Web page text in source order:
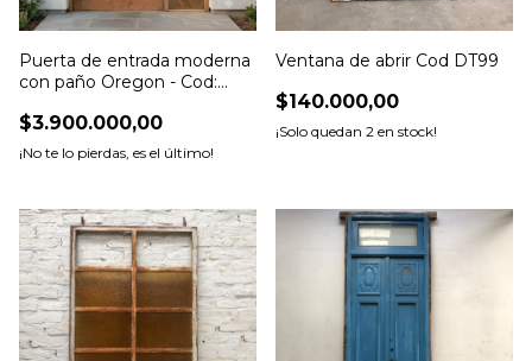
Puerta de entrada moderna
con paño Oregon - Cod:
$3.900.000,00
¡No te lo pierdas, es el último!
Ventana de abrir Cod DT99
$140.000,00
¡Solo quedan 2 en stock!